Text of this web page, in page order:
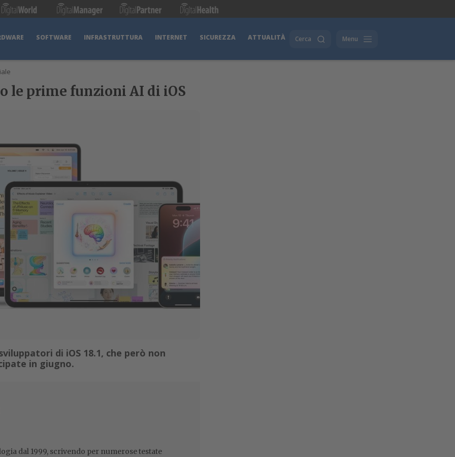
SOFTWARE INFRASTRUTTURA INTERNET SICUREZZA ATTUALITÀ Cerca Menu
le prime funzioni AI di iOS
di iOS 18.1, che però non
in giugno.
dal 1999, scrivendo per numerose testate